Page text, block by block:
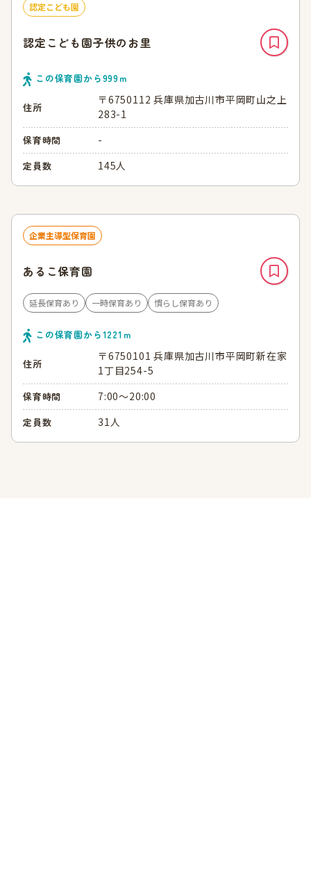
認定こども園
認定こども園子供のお里
この保育園から999ｍ
住所
〒6750112 兵庫県加古川市平岡町山之上
283-1
保育時間 -
定員数 145人
企業主導型保育園
あるこ保育園
延長保育あり 一時保育あり 慣らし保育あり
この保育園から1221 ｍ
住所
〒6750101 兵庫県加古川市平岡町新在家
1丁目254-5
保育時間 7:00～20:00
定員数 31人